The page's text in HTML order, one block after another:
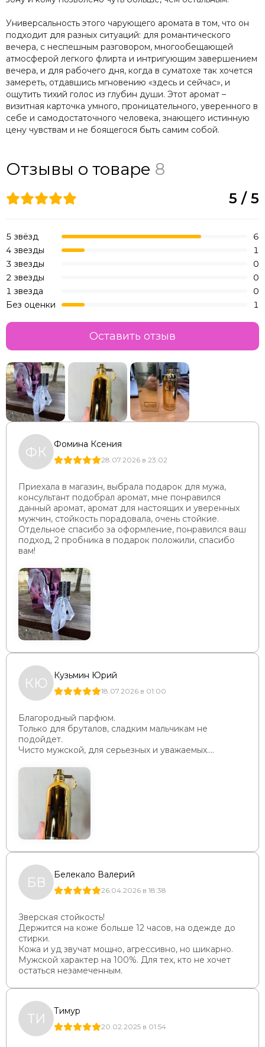
Универсальность этого чарующего аромата в том, что он
подходит для разных ситуаций: для романтического
вечера, с неспешным разговором, многообещающей
атмосферой легкого флирта и интригующим завершением
вечера, и для рабочего дня, когда в суматохе так хочется
замереть, отдавшись мгновению «здесь и сейчас», и
ощутить тихий голос из глубин души. Этот аромат –
визитная карточка умного, проницательного, уверенного в
себе и самодостаточного человека, знающего истинную
цену чувствам и не боящегося быть самим собой.
Отзывы о товаре 8
ФК Фомина Ксения
28.07.2026 в 23:02
Приехала в магазин, выбрала подарок для мужа,
консультант подобрал аромат, мне понравился
данный аромат, аромат для настоящих и уверенных
мужчин, стойкость порадовала, очень стойкие.
Отдельное спасибо за оформление, понравился ваш
подход, 2 пробника в подарок положили, спасибо
вам!
КЮ Кузьмин Юрий
18.07.2026 в 01:00
Благородный парфюм.
Только для бруталов, сладким мальчикам не
подойдет.
Чисто мужской, для серьезных и уважаемых....
БВ Белекало Валерий
26.04.2026 в 18:38
Зверская стойкость!
Держится на коже больше 12 часов, на одежде до
стирки.
Кожа и уд звучат мощно, агрессивно, но шикарно.
Мужской характер на 100%. Для тех, кто не хочет
остаться незамеченным.
ТИ Тимур
20.02.2025 в 01:54
5 / 5
5 звёзд
6
4 звезды
1
3 звезды
0
2 звезды
0
1 звезда
0
Без оценки
1
Оставить отзыв